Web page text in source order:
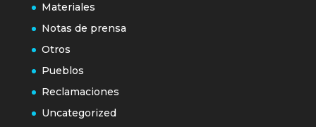
Materiales
Notas de prensa
Otros
Pueblos
Reclamaciones
Uncategorized